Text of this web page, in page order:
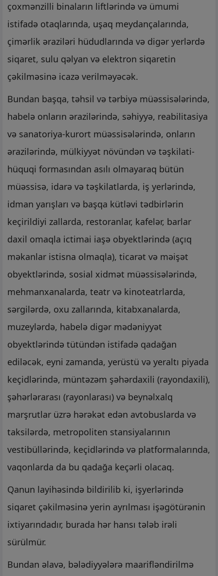
çoxmənzilli binaların liftlərində və ümumi
istifadə otaqlarında, uşaq meydançalarında,
çimərlik əraziləri hüdudlarında və digər yerlərdə
siqaret, sulu qəlyan və elektron siqaretin
çəkilməsinə icazə verilməyəcək.
Bundan başqa, təhsil və tərbiyə müəssisələrində,
habelə onların ərazilərində, səhiyyə, reabilitasiya
və sanatoriya-kurort müəssisələrində, onların
ərazilərində, mülkiyyət növündən və təşkilati-
hüquqi formasından asılı olmayaraq bütün
müəssisə, idarə və təşkilatlarda, iş yerlərində,
idman yarışları və başqa kütləvi tədbirlərin
keçirildiyi zallarda, restoranlar, kafelər, barlar
daxil omaqla ictimai iaşə obyektlərində (açıq
məkanlar istisna olmaqla), ticarət və məişət
obyektlərində, sosial xidmət müəssisələrində,
mehmanxanalarda, teatr və kinoteatrlarda,
sərgilərdə, oxu zallarında, kitabxanalarda,
muzeylərdə, habelə digər mədəniyyət
obyektlərində tütündən istifadə qadağan
ediləcək, eyni zamanda, yerüstü və yeraltı piyada
keçidlərində, müntəzəm şəhərdaxili (rayondaxili),
şəhərlərarası (rayonlarası) və beynəlxalq
marşrutlar üzrə hərəkət edən avtobuslarda və
taksilərdə, metropoliten stansiyalarının
vestibüllərində, keçidlərində və platformalarında,
vaqonlarda da bu qadağa keçərli olacaq.
Qanun layihəsində bildirilib ki, işyerlərində
siqaret çəkilməsinə yerin ayrılması işəgötürənin
ixtiyarındadır, burada hər hansı tələb irəli
sürülmür.
Bundan əlavə, bələdiyyələrə maarifləndirilmə